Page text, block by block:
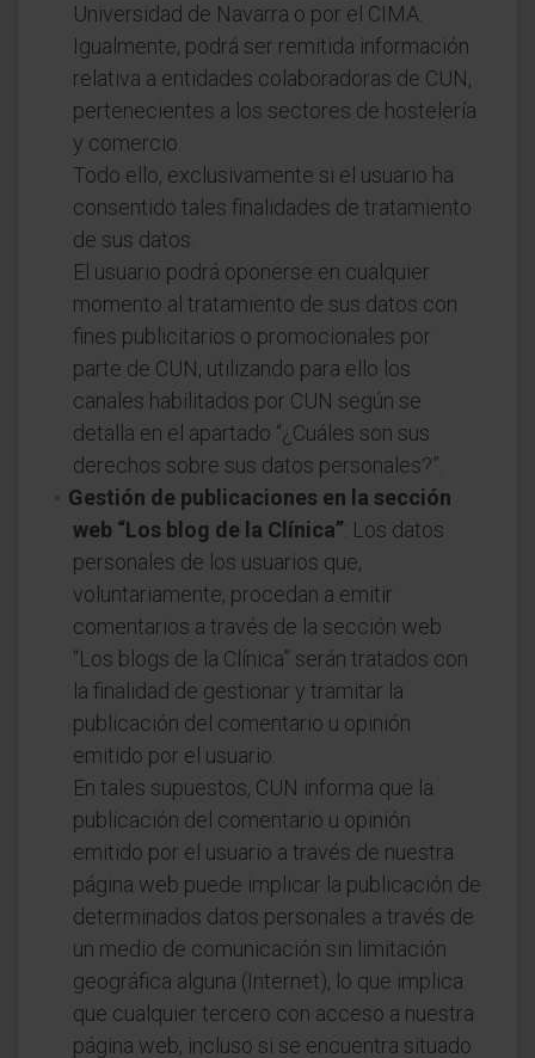
Universidad de Navarra o por el CIMA.
Igualmente, podrá ser remitida información
relativa a entidades colaboradoras de CUN,
pertenecientes a los sectores de hostelería
y comercio.
Todo ello, exclusivamente si el usuario ha
consentido tales finalidades de tratamiento
de sus datos.
El usuario podrá oponerse en cualquier
momento al tratamiento de sus datos con
fines publicitarios o promocionales por
parte de CUN, utilizando para ello los
canales habilitados por CUN según se
detalla en el apartado “¿Cuáles son sus
derechos sobre sus datos personales?”.
Gestión de publicaciones en la sección
web “Los blog de la Clínica”: Los datos
personales de los usuarios que,
voluntariamente, procedan a emitir
comentarios a través de la sección web
“Los blogs de la Clínica” serán tratados con
la finalidad de gestionar y tramitar la
publicación del comentario u opinión
emitido por el usuario.
En tales supuestos, CUN informa que la
publicación del comentario u opinión
emitido por el usuario a través de nuestra
página web puede implicar la publicación de
determinados datos personales a través de
un medio de comunicación sin limitación
geográfica alguna (Internet), lo que implica
que cualquier tercero con acceso a nuestra
página web, incluso si se encuentra situado